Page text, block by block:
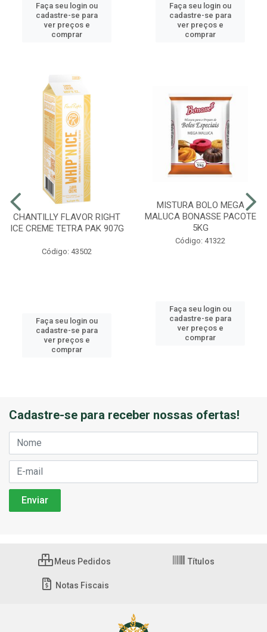
Faça seu login ou
cadastre-se para
ver preços e
comprar
Faça seu login ou
cadastre-se para
ver preços e
comprar
CHANTILLY FLAVOR RIGHT
ICE CREME TETRA PAK 907G
Código: 43502
Faça seu login ou
cadastre-se para
ver preços e
comprar
MISTURA BOLO MEGA
MALUCA BONASSE PACOTE
5KG
Código: 41322
Faça seu login ou
cadastre-se para
ver preços e
comprar
Cadastre-se para receber nossas ofertas!
Meus Pedidos Títulos
Notas Fiscais